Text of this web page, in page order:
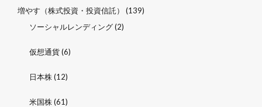
増やす（株式投資・投資信託）
(139)
ソーシャルレンディング(2)
仮想通貨(6)
日本株(12)
米国株(61)